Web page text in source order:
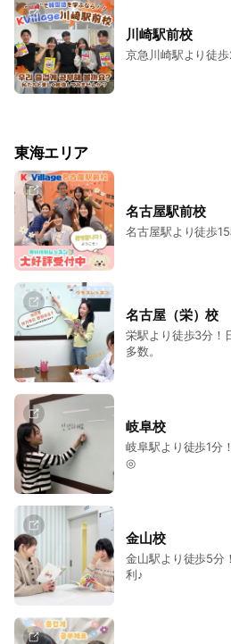
川崎駅前校
京急川崎駅より徒
東海エリア
名古屋駅前校
名古屋駅より徒歩
名古屋（栄）校
栄駅より徒歩3分！
多数。
岐阜校
岐阜駅より徒歩1分
◎
金山校
金山駅より徒歩5分
利♪